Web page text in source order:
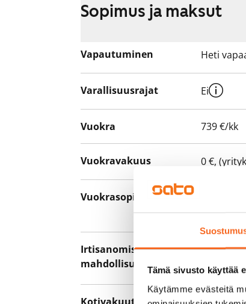
Tämä sivusto käyttää
Käytämme evästeitä
Sopimus ja maksut
Vapautuminen Heti
Varallisuusrajat Ei
Vuokra 739 €/kk
Vuokravakuus 0 €,
Vuokrasopimus
Irtisanomis­
mahdollisuus
12 kk